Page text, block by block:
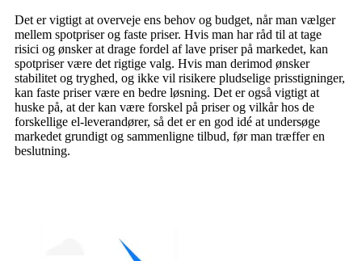
Det er vigtigt at overveje ens behov og budget, når man vælger
mellem spotpriser og faste priser. Hvis man har råd til at tage
risici og ønsker at drage fordel af lave priser på markedet, kan
spotpriser være det rigtige valg. Hvis man derimod ønsker
stabilitet og tryghed, og ikke vil risikere pludselige prisstigninger,
kan faste priser være en bedre løsning. Det er også vigtigt at
huske på, at der kan være forskel på priser og vilkår hos de
forskellige el-leverandører, så det er en god idé at undersøge
markedet grundigt og sammenligne tilbud, før man træffer en
beslutning.